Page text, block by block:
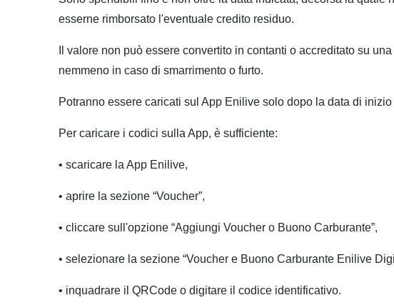
esserne rimborsato l'eventuale credito residuo.
Il valore non può essere convertito in contanti o accreditato su
nemmeno in caso di smarrimento o furto.
Potranno essere caricati sul App Enilive solo dopo la data di
Per caricare i codici sulla App, è sufficiente:
• scaricare la App Enilive,
• aprire la sezione “Voucher”,
• cliccare sull'opzione “Aggiungi Voucher o Buono Carburante”,
• selezionare la sezione “Voucher e Buono Carburante Enilive
• inquadrare il QRCode o digitare il codice identificativo.